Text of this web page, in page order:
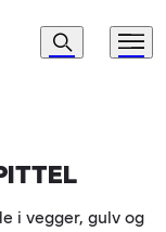
Navigasjon
Søk Meny
i vegger, gulv og